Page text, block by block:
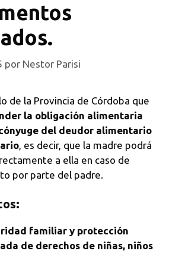
por Nestor Parisi
de la Provincia de Córdoba que
la obligación alimentaria
del deudor alimentario
, es decir, que la madre podrá
a ella en caso de
por parte del padre.
familiar y protección
de derechos de niñas, niños